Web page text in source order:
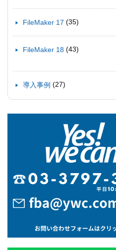
FileMaker 17 (35)
FileMaker 18 (43)
導入事例 (27)